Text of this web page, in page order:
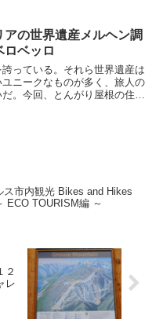
ります。女心をくすぐるカラ
スプレイ、ショ...
アの世界遺産メルヘン調
ロベッロ
っている。それら世界遺産は
ニークなものが多く、旅人の
。今回、とんがり屋根の住居
ス市内観光 Bikes and Hikes
TOURISM編 ～
２
レ